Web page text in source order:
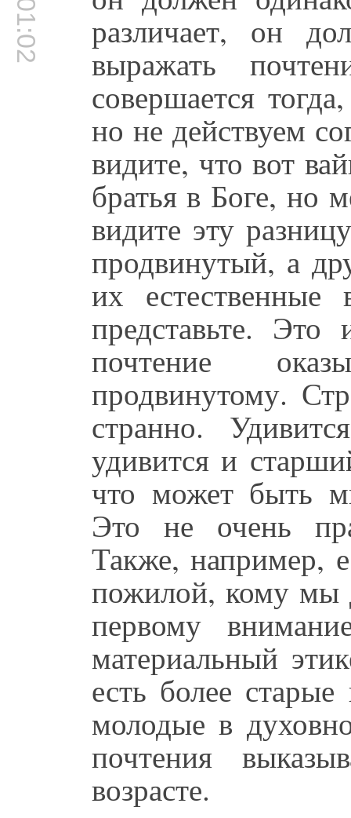
различает, он
выражать
совершается
но не действуем
видите, что вот
братья в Боге, но
видите эту
продвинутый, а
их естественные
представьте.
почтение
продвинутому.
странно.
удивится и
что может быть
Это не очень
Также, например,
пожилой, кому мы
первому
материальный
есть более
молодые в
почтения
возрасте.